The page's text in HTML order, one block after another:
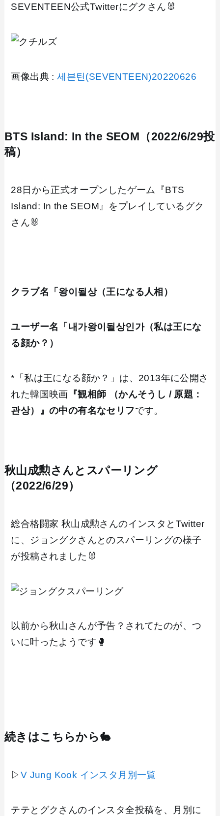
SEVENTEEN公式Twitterにグクさん🐰
画像出典 :세븐틴(SEVENTEEN)20220626
BTS Island: In the SEOM（2022/6/29投
稿）
28日から正式オープンしたゲーム『BTS
Island: In the SEOM』をプレイしているグク
さん🐰
クラブ名「왕이될상（王になる人相）
ユーザー名「내가왕이될상인가（私は王にな
る顔か？）
*「私は王になる顔か？」は、2013年に公開さ
れた韓国映画 『観相師 （かんそうし / 原題：
관상）』の中の有名なセリフです。
秋山成勲さんとスパーリング
（2022/6/29）
総合格闘家 秋山成勲さんのインスタとTwitter
に、ジョングクさんとのスパーリングの様子
が投稿されました🐰
以前から秋山さんが予告？されてたのが、つ
いに叶ったようです🥊
続きはこちらから🐇
▷V Jung Kook インスタ月別一覧
テテとグクさんのインスタ全投稿を、月別に